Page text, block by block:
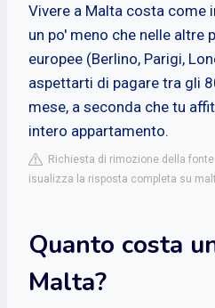
Vivere a Malta costa come
un po' meno che nelle altre
europee (Berlino, Parigi,
aspettarti di pagare tra gli
mese, a seconda che tu
intero appartamento.
Richiesta di rimozione della fonte
isualizza la risposta completa su
Quanto costa
Malta?